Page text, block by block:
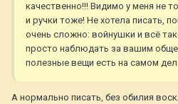
качественно!!! Видимо у меня не
и ручки тоже! Не хотела писать,
очень сложно: войнушки и всё
просто наблюдать за вашим
полезные вещи есть на самом
А нормально писать, без обилия